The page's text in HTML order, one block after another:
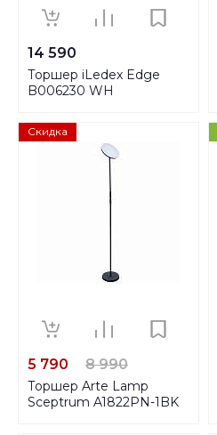
14 590
Торшер iLedex Edge
B006230 WH
Скидка
5 790 8 990
Торшер Arte Lamp
Sceptrum A1822PN-1BK